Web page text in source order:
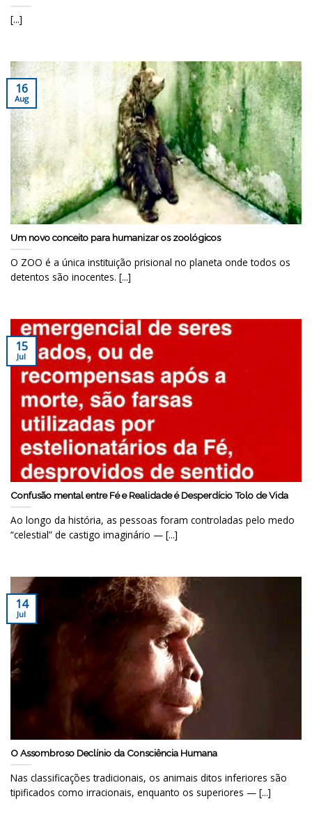
[...]
Um novo conceito para humanizar os zoológicos
O ZOO é a única instituição prisional no planeta onde todos os
detentos são inocentes. [...]
16
Aug
Confusão mental entre Fé e Realidade é Desperdício Tolo de Vida
Ao longo da história, as pessoas foram controladas pelo medo
“celestial” de castigo imaginário — [...]
15
Jul
O Assombroso Declínio da Consciência Humana
Nas classificações tradicionais, os animais ditos inferiores são
tipificados como irracionais, enquanto os superiores — [...]
14
Jul